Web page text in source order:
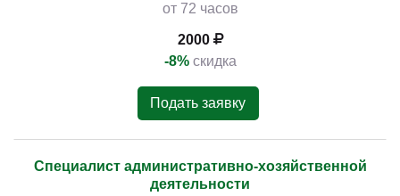
от 72 часов
2000
-8% скидка
Подать заявку
Специалист административно-хозяйственной
деятельности